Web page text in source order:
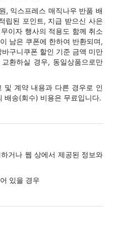
, 익스프레스 매직나우 반품 배
립된 포인트, 지급 받으신 사은
이자 행사의 적용도 함께 취소
남은 쿠폰에 한하여 반환되며,
구니쿠폰 할인 기준 금액 미만
환하실 경우, 동일상품으로만
및 계약 내용과 다른 경우로 인
배송(회수) 비용은 무료입니다.
거나 웹 상에서 제공된 정보와
있을 경우